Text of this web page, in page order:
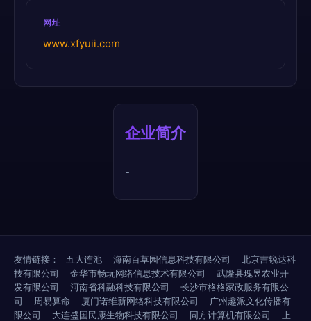
网址
www.xfyuii.com
企业简介
-
友情链接： 五大连池 海南百草园信息科技有限公司
北京吉锐达科
技有限公司
金华市畅玩网络信息技术有限公司
武隆县瑰昱农业开
发有限公司
河南省科融科技有限公司
长沙市格格家政服务有限公
司
周易算命 厦门诺维新网络科技有限公司
广州趣派文化传播有
限公司
大连盛国民康生物科技有限公司 同方计算机有限公司
上